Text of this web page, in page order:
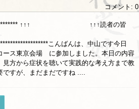
コメント: 0
↑↑↑ ↑↑↑読者の皆
こんばんは、中山です今日
ース東京会場 に参加しました。本日の内容
方から症状を聴いて実践的な考え方まで教
ですが、まだまだですね ....